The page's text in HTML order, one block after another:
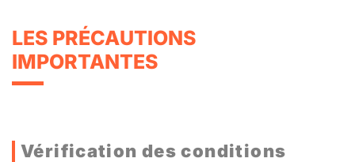
LES PRÉCAUTIONS
IMPORTANTES
Vérification des conditions